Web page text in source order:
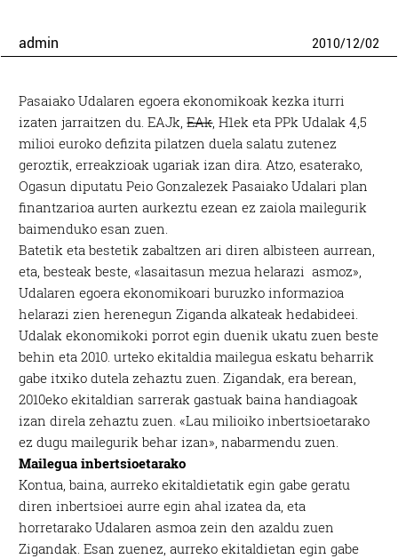
admin 2010/12/02
Pasaiako Udalaren egoera ekonomikoak kezka iturri
izaten jarraitzen du. EAJk,EAk, H1ek eta PPk Udalak 4,5
milioi euroko defizita pilatzen duela salatu zutenez
geroztik, erreakzioak ugariak izan dira. Atzo, esaterako,
Ogasun diputatu Peio Gonzalezek Pasaiako Udalari plan
finantzarioa aurten aurkeztu ezean ez zaiola mailegurik
baimenduko esan zuen.
Batetik eta bestetik zabaltzen ari diren albisteen aurrean,
eta, besteak beste, «lasaitasun mezua helarazi asmoz»,
Udalaren egoera ekonomikoari buruzko informazioa
helarazi zien herenegun Ziganda alkateak hedabideei.
Udalak ekonomikoki porrot egin duenik ukatu zuen beste
behin eta 2010. urteko ekitaldia mailegua eskatu beharrik
gabe itxiko dutela zehaztu zuen. Zigandak, era berean,
2010eko ekitaldian sarrerak gastuak baina handiagoak
izan direla zehaztu zuen. «Lau milioiko inbertsioetarako
ez dugu mailegurik behar izan», nabarmendu zuen.
Mailegua inbertsioetarako
Kontua, baina, aurreko ekitaldietatik egin gabe geratu
diren inbertsioei aurre egin ahal izatea da, eta
horretarako Udalaren asmoa zein den azaldu zuen
Zigandak. Esan zuenez, aurreko ekitaldietan egin gabe